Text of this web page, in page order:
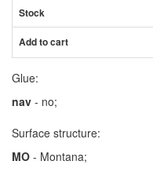
Glue:
nav - no;
Surface structure:
MO - Montana;